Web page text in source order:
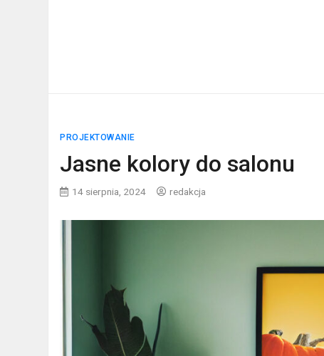
PROJEKTOWANIE
Jasne kolory do salonu
14 sierpnia, 2024 redakcja